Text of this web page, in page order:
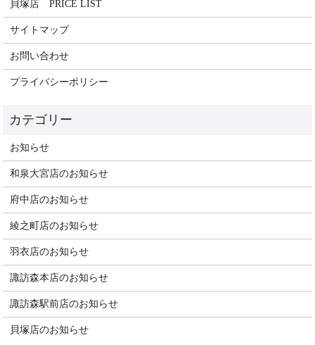
貝塚店 PRICE LIST
サイトマップ
お問い合わせ
プライバシーポリシー
お知らせ
和泉大宮店のお知らせ
府中店のお知らせ
綾之町店のお知らせ
羽衣店のお知らせ
諏訪森本店のお知らせ
諏訪森駅前店のお知らせ
貝塚店のお知らせ